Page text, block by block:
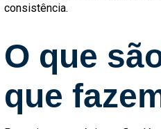
consistência.
O que
que